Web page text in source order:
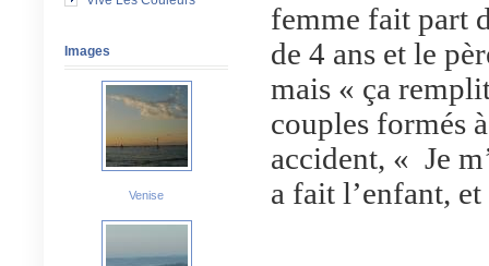
Images
Venise
femme fait part
de 4 ans et le
mais « ça
couples formés
accident, « Je
a fait l’enfant,